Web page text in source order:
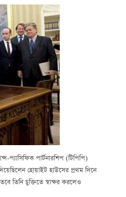
প্যাসিফিক পার্টনারশিপ (টিপিপি)
হোয়াইট হাউসের প্রথম দিনে
তিনি চুক্তিতে স্বাক্ষর করলেও